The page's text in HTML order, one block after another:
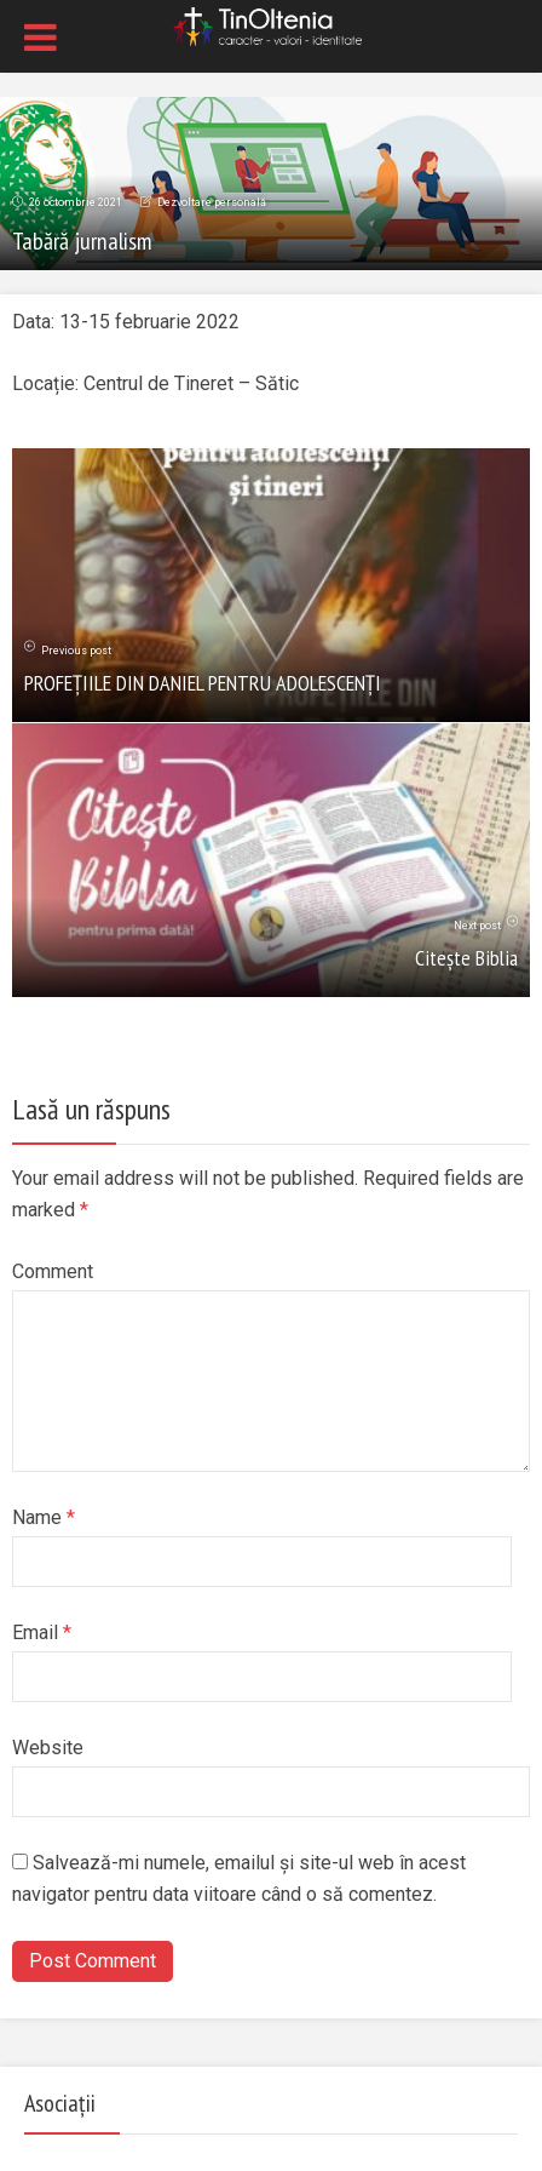
26 octombrie 2021 Dezvoltare personală
Tabără jurnalism
Data: 13-15 februarie 2022
Locație: Centrul de Tineret – Sătic
Previous post
PROFEȚIILE DIN DANIEL PENTRU ADOLESCENȚI
Next post
Citește Biblia
Lasă un răspuns
Your email address will not be published. Required fields are
marked *
Comment
Name *
Email *
Website
Salvează-mi numele, emailul și site-ul web în acest
navigator pentru data viitoare când o să comentez.
Asociații